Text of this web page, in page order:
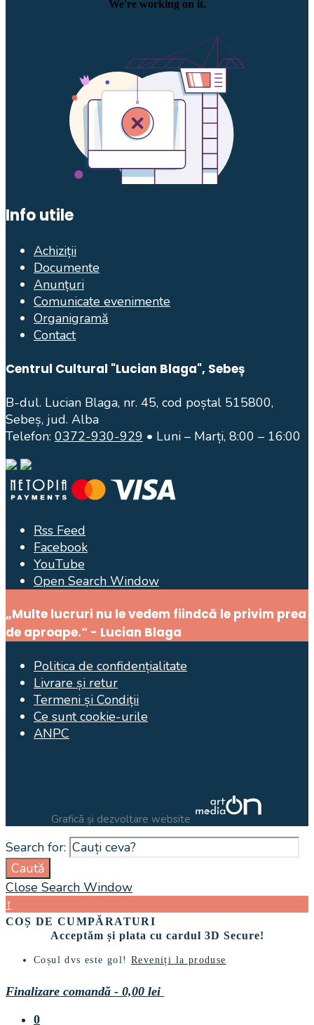
Info utile
Achiziții
Documente
Anunțuri
Comunicate evenimente
Organigramă
Contact
Centrul Cultural "Lucian Blaga", Sebeș
B-dul. Lucian Blaga, nr. 45, cod poștal 515800,
Sebeș, jud. Alba
Telefon: 0372-930-929 • Luni – Marți, 8:00 – 16:00
Rss Feed
Facebook
YouTube
Open Search Window
„Multe lucruri nu le vedem fiindcă le privim prea
de aproape.” - Lucian Blaga
Politica de confidențialitate
Livrare și retur
Termeni și Condiții
Ce sunt cookie-urile
ANPC
Graficã și dezvoltare website
Search for:
Caută
Close Search Window
↑
COȘ DE CUMPĂRATURI
Acceptăm și plata cu cardul 3D Secure!
Coșul dvs este gol!Reveniți la produse
Finalizare comandă - 0,00 lei
0